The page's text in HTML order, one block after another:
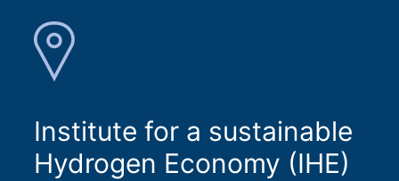
Institute for a sustainable
Hydrogen Economy (IHE)